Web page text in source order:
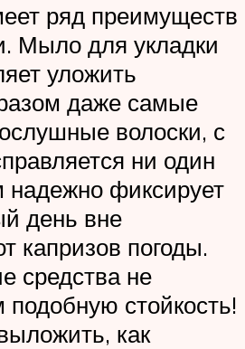
ряд преимуществ
Мыло для укладки
уложить
даже самые
волоски, с
ни один
надежно фиксирует
день вне
капризов погоды.
средства не
подобную стойкость!
как